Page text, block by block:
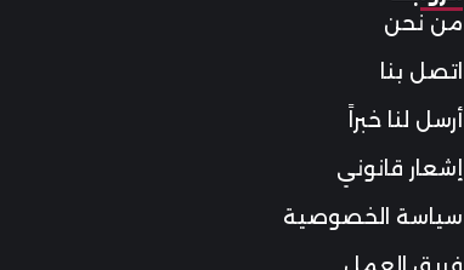
من نحن
اتصل بنا
أرسل لنا خبراً
إشعار قانوني
سياسة الخصوصية
فريق العمل